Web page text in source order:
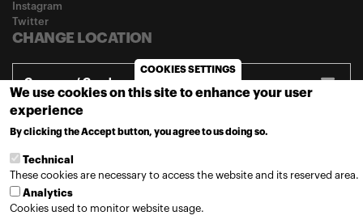
Instagram
Twitter
CHANGE LOCATION
Germany / Greek
© 2020Motul-Πολιτική Απορρήτου
COOKIES SETTINGS
We use cookies on this site to enhance your user
experience
By clicking the Accept button, you agree to us doing so.
Technical
These cookies are necessary to access the website and its reserved area.
Analytics
Cookies used to monitor website usage.